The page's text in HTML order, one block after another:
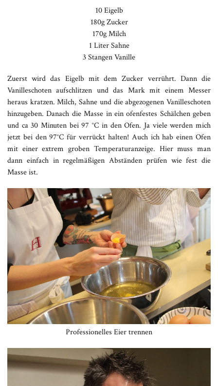
10 Eigelb
180g Zucker
170g Milch
1 Liter Sahne
3 Stangen Vanille
Zuerst wird das Eigelb mit dem Zucker verrührt. Dann die
Vanilleschoten aufschlitzen und das Mark mit einem Messer
heraus kratzen. Milch, Sahne und die abgezogenen Vanilleschoten
hinzugeben. Danach die Masse in ein ofenfestes Schälchen geben
und ca 30 Minuten bei 97 °C in den Ofen. Ja viele werden mich
jetzt bei den 97°C für verrückt halten! Auch ich hab einen Ofen
mit einer extrem groben Temperaturanzeige. Hier muss man
dann einfach in regelmäßigen Abständen prüfen wie fest die
Masse ist.
Professionelles Eier trennen